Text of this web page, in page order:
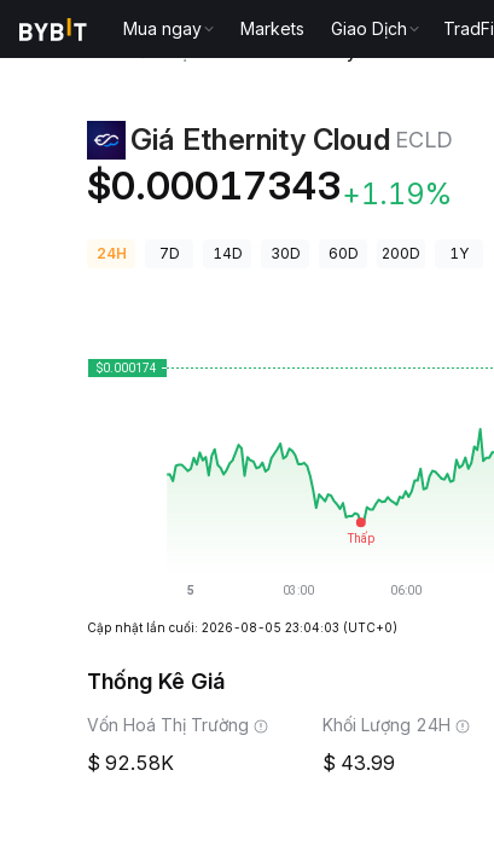
Mua ngay Markets Giao Dịch TradFi
Giá Ethernity Cloud ECLD
$0.00017343+1.19%
24H 7D 14D 30D 60D 200D 1Y
Cập nhật lần cuối: 2026-08-05 23:04:03 (UTC+0)
Thống Kê Giá
Vốn Hoá Thị Trường
92.58K
Khối Lượng 24H
43.99